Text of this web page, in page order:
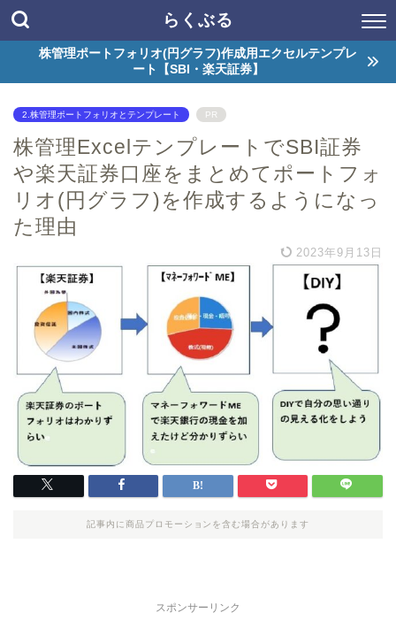
らくぶる
株管理ポートフォリオ(円グラフ)作成用エクセルテンプレ
ート【SBI・楽天証券】
2.株管理ポートフォリオとテンプレート PR
株管理ExcelテンプレートでSBI証券
や楽天証券口座をまとめてポートフォ
リオ(円グラフ)を作成するようになっ
た理由
2023年9月13日
記事内に商品プロモーションを含む場合があります
スポンサーリンク